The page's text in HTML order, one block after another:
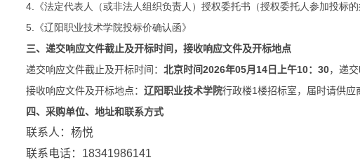
4.《法定代表人（或非法人组织负责人）授权委托书（授权委托人参加投标的
5.《辽阳职业技术学院投标价确认函》
三、递交响应文件截止及开标时间，接收响应文件及开标地点
递交响应文件截止及开标时间： 北京时间2026年05月14日上午10：30，递
接收响应文件及开标地点： 辽阳职业技术学院行政楼1楼招标室，届时请供应
四、采购单位、地址和联系方式
联系人：杨悦
联系电话：18341986141